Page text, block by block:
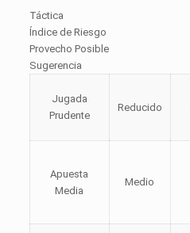
Táctica
Índice de Riesgo
Provecho Posible
Sugerencia
Jugada
Prudente
Reducido
Apuesta
Media
Medio